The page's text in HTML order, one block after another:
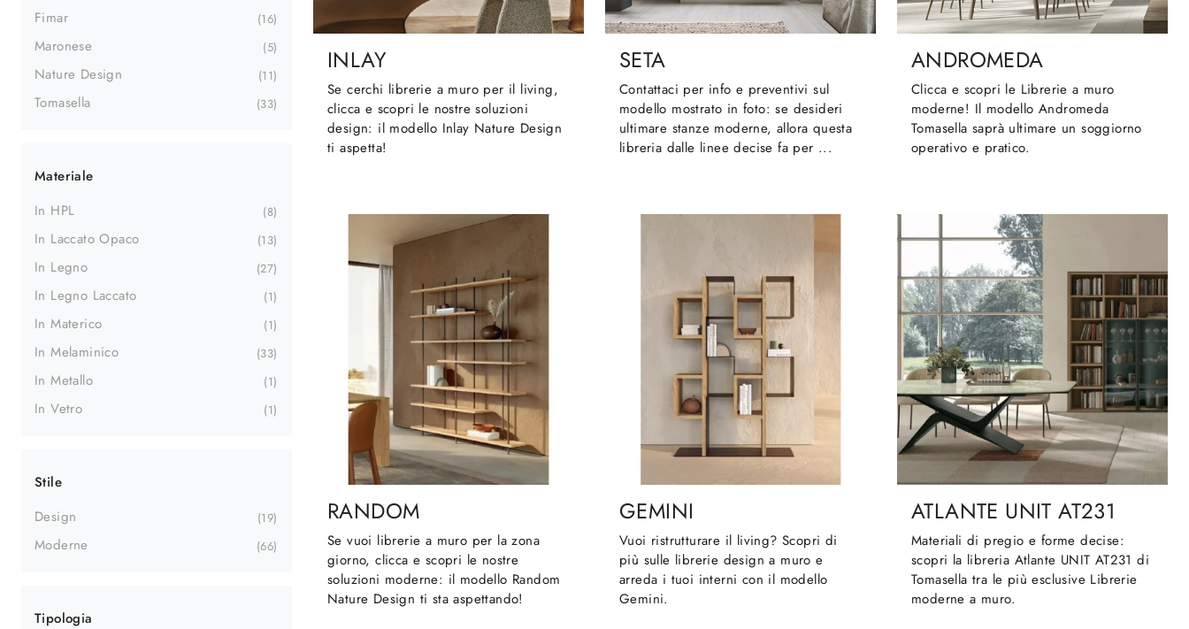
Fimar 16
Maronese 5
Nature Design 11
Tomasella 33
Materiale
In HPL
8
In Laccato Opaco 13
In Legno 27
In Legno Laccato 1
In Materico 1
In Melaminico 33
In Metallo 1
In Vetro 1
Stile
Design
19
Moderne 66
Tipologia
INLAY
Se cerchi librerie a muro per il living,
clicca e scopri le nostre soluzioni
design: il modello Inlay Nature Design
ti aspetta!
SETA
Contattaci per info e preventivi sul
modello mostrato in foto: se desideri
ultimare stanze moderne, allora questa
libreria dalle linee decise fa per ...
ANDROMEDA
Clicca e scopri le Librerie a muro
moderne! Il modello Andromeda
Tomasella saprà ultimare un soggiorno
operativo e pratico.
RANDOM
Se vuoi librerie a muro per la zona
giorno, clicca e scopri le nostre
soluzioni moderne: il modello Random
Nature Design ti sta aspettando!
GEMINI
Vuoi ristrutturare il living? Scopri di
più sulle librerie design a muro e
arreda i tuoi interni con il modello
Gemini.
ATLANTE UNIT AT231
Materiali di pregio e forme decise:
scopri la libreria Atlante UNIT AT231 di
Tomasella tra le più esclusive Librerie
moderne a muro.